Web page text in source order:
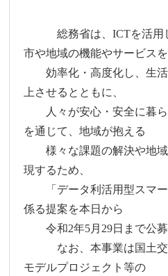
総務省は、ICTを活用し
市や地域の機能やサービスを
効率化・高度化し、生活
上させるとともに、
人々が安心・安全に暮ら
を通じて、地域が抱える
様々な課題の解決や地域
現するため、
「データ利活用型スマー
係る提案を本日から
令和2年5月29日まで公募
なお、本事業は国土交
モデルプロジェクト等の